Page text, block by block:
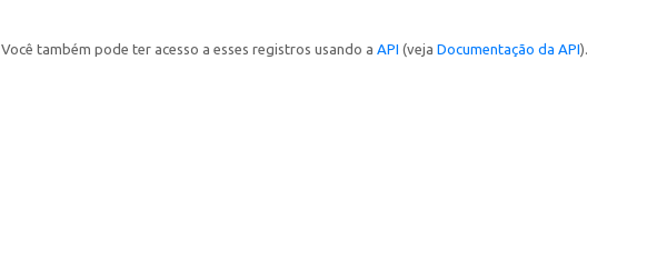
Você também pode ter acesso a esses registros usando a API (veja Documentação da API).